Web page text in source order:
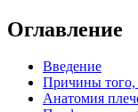
Оглавление
Введение
Причины того,
Анатомия